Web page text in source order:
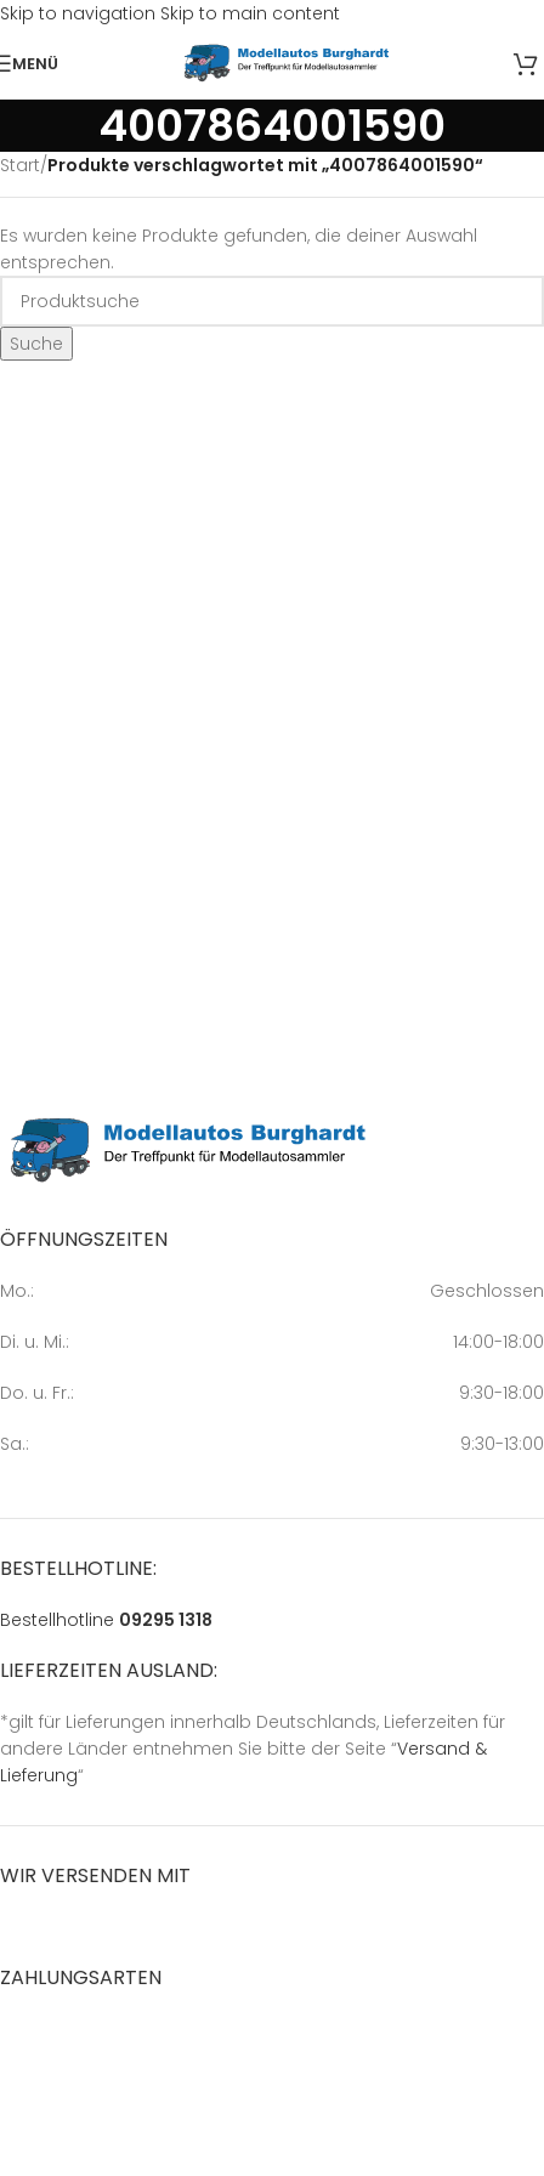
Skip to navigation Skip to main content
MENÜ
4007864001590
Start/Produkte verschlagwortet mit „4007864001590“
Es wurden keine Produkte gefunden, die deiner Auswahl
entsprechen.
Suche
ÖFFNUNGSZEITEN
Mo.: Geschlossen
Di. u. Mi.: 14:00-18:00
Do. u. Fr.: 9:30-18:00
Sa.: 9:30-13:00
BESTELLHOTLINE:
Bestellhotline 09295 1318
LIEFERZEITEN AUSLAND:
*gilt für Lieferungen innerhalb Deutschlands, Lieferzeiten für
andere Länder entnehmen Sie bitte der Seite “Versand &
Lieferung“
WIR VERSENDEN MIT
ZAHLUNGSARTEN